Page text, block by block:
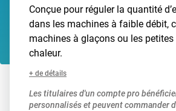
Conçue pour réguler la quantité
dans les machines à faible débit,
machines à glaçons ou les petites
chaleur.
+ de détails
Les titulaires d'un compte pro
personnalisés et peuvent commander